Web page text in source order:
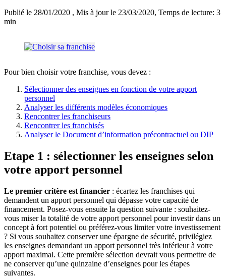
Publié le 28/01/2020 , Mis à jour le 23/03/2020, Temps de lecture: 3
min
Pour bien choisir votre franchise, vous devez :
Sélectionner des enseignes en fonction de votre apport
personnel
Analyser les différents modèles économiques
Rencontrer les franchiseurs
Rencontrer les franchisés
Analyser le Document d’information précontractuel ou DIP
Etape 1 : sélectionner les enseignes selon
votre apport personnel
Le premier critère est financier : écartez les franchises qui
demandent un apport personnel qui dépasse votre capacité de
financement. Posez-vous ensuite la question suivante : souhaitez-
vous miser la totalité de votre apport personnel pour investir dans un
concept à fort potentiel ou préférez-vous limiter votre investissement
? Si vous souhaitez conserver une épargne de sécurité, privilégiez
les enseignes demandant un apport personnel très inférieur à votre
apport maximal. Cette première sélection devrait vous permettre de
ne conserver qu’une quinzaine d’enseignes pour les étapes
suivantes.